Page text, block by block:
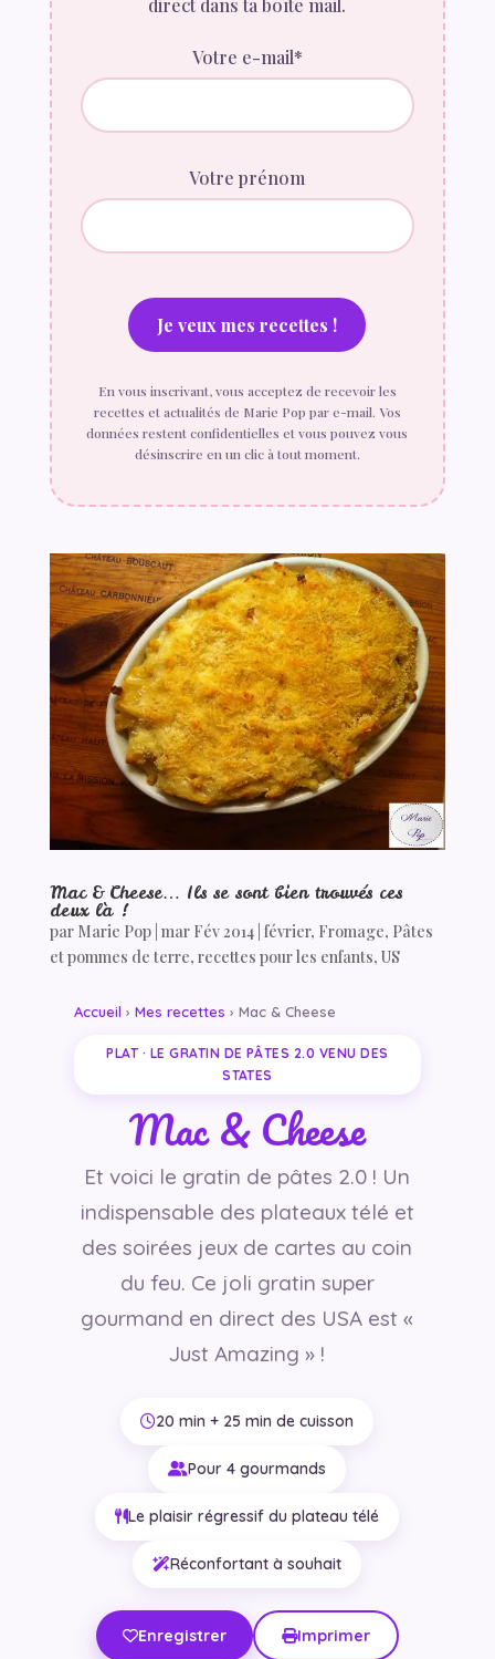
direct dans ta boîte mail.
Votre e-mail*
Votre prénom
En vous inscrivant, vous acceptez de recevoir les
recettes et actualités de Marie Pop par e-mail. Vos
données restent confidentielles et vous pouvez vous
désinscrire en un clic à tout moment.
Mac & Cheese… Ils se sont bien trouvés ces
deux là !
par Marie Pop| mar Fév 2014| février, Fromage, Pâtes
et pommes de terre, recettes pour les enfants, US
Accueil › Mes recettes › Mac & Cheese
PLAT · LE GRATIN DE PÂTES 2.0 VENU DES
STATES
Mac & Cheese
Et voici le gratin de pâtes 2.0 ! Un
indispensable des plateaux télé et
des soirées jeux de cartes au coin
du feu. Ce joli gratin super
gourmand en direct des USA est «
Just Amazing » !
20 min + 25 min de cuisson
Pour 4 gourmands
Le plaisir régressif du plateau télé
Réconfortant à souhait
Enregistrer Imprimer